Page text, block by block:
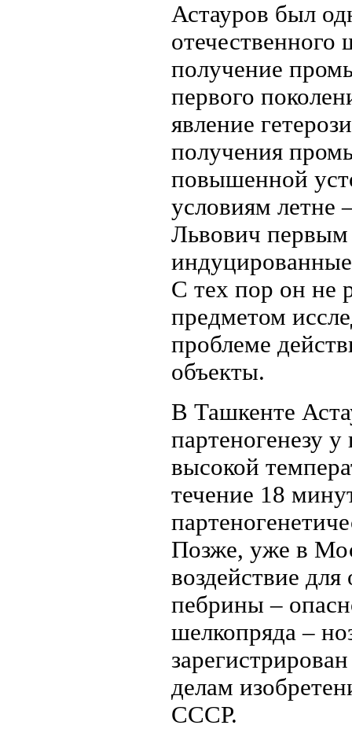
Астауров был
отечественного
получение
первого
явление
получения
повышенной
условиям летне
Львович
С тех пор он не
предметом
проблеме
объекты.
В Ташкенте
партеногенезу
высокой
течение 18
Позже, уже в
воздействие
пебрины –
шелкопряда –
делам
СССР.